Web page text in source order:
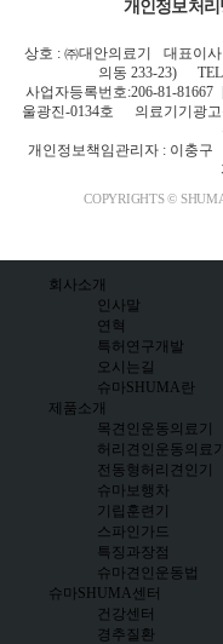
개인정보처리
상호 : ㈜대안의료기 대표이
의동 233-23)
사업자등록번호:206-81-81667
울광진-0134호
의료기기광
개인정보책임관리자 : 이충구
COPYRIGHTS ©
회사소개
인사말
연혁
특허연구개발
오시는길
슈마SHUMA란
제품소개
목견인운동의료기
허리견인운동의료기
전동형허리견인기
슈마보행차
기립훈련기
스파인가드
특징과장점
슈마견인운동법
슈마SHUMA센터
건강센터
경추질환